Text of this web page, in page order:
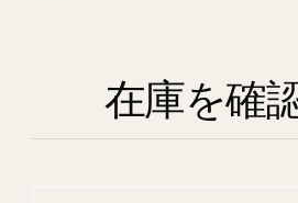
在庫を確